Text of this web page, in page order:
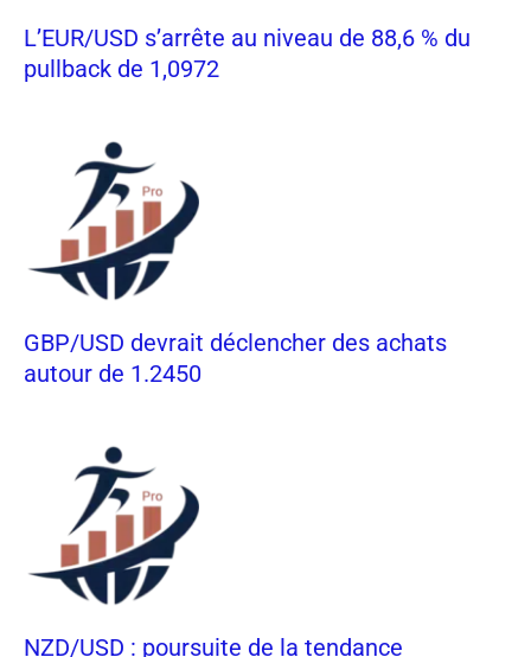
L’EUR/USD s’arrête au niveau de 88,6 % du
pullback de 1,0972
GBP/USD devrait déclencher des achats
autour de 1.2450
NZD/USD : poursuite de la tendance